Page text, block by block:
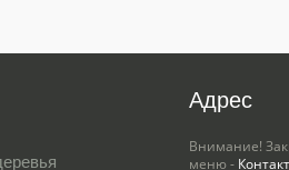
Адрес
Внимание!
меню -